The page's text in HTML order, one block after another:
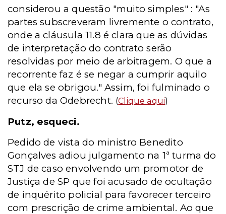
considerou a questão "muito simples" : "As
partes subscreveram livremente o contrato,
onde a cláusula 11.8 é clara que as dúvidas
de interpretação do contrato serão
resolvidas por meio de arbitragem. O que a
recorrente faz é se negar a cumprir aquilo
que ela se obrigou." Assim, foi fulminado o
recurso da Odebrecht. (Clique aqui)
Putz, esqueci.
Pedido de vista do ministro Benedito
Gonçalves adiou julgamento na 1ª turma do
STJ de caso envolvendo um promotor de
Justiça de SP que foi acusado de ocultação
de inquérito policial para favorecer terceiro
com prescrição de crime ambiental. Ao que